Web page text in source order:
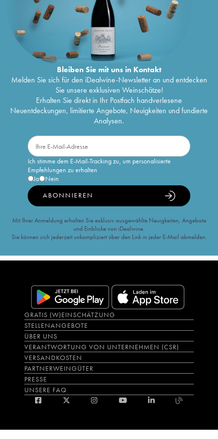
Bleiben Sie mit uns in Kontakt
Melden Sie sich für den iDealwine-Newsletter an und entdecken
Sie unsere exklusiven Weinschätze!
Erhalten Sie direkt in Ihr Postfach handverlesene
Neuentdeckungen, limitierte Angebote, Neuigkeiten und fundierte
Analysen.
Ich stimme dem E-Mail-Tracking zu, um personalisierte
Empfehlungen zu erhalten
Ja
Nein
ABONNIEREN
Mit Ihrer Anmeldung erhalten Sie exklusiv ausgewählte Neuigkeiten, Angebote
und Einblicke von iDealwine.
Sie können sich jederzeit unkompliziert über den Link in jeder E-Mail abmelden.
GRATIS (W)EINSCHÄTZUNG
STELLENANGEBOTE
ÜBER UNS
VERANTWORTUNG VON UNTERNEHMEN (CSR)
VERSANDKOSTEN
PARTNERWEINGÜTER
PRESSE
UNSERE FAQ